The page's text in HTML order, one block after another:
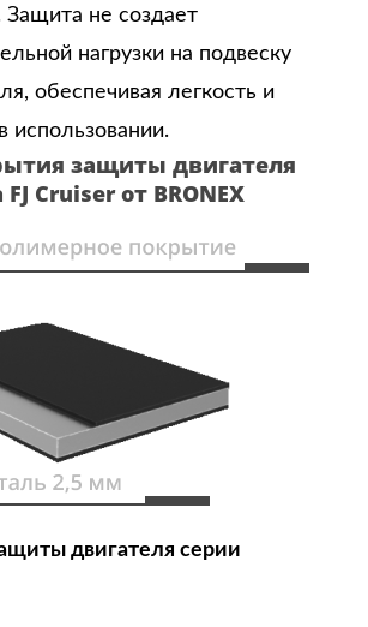
Защита не создает
нагрузки на подвеску
обеспечивая легкость и
использовании.
защиты двигателя
Cruiser от BRONEX
двигателя серии